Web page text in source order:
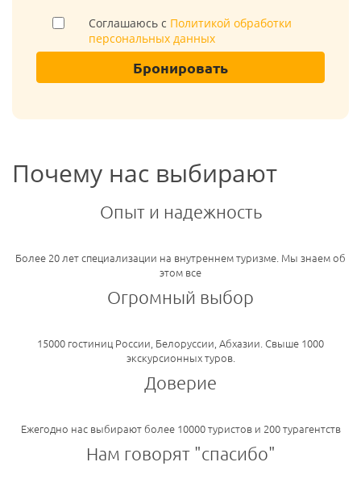
Соглашаюсь с Политикой обработки
персональных данных
Бронировать
Почему нас выбирают
Опыт и надежность
Более 20 лет специализации на внутреннем туризме. Мы знаем об
этом все
Огромный выбор
15000 гостиниц России, Белоруссии, Абхазии. Свыше 1000
экскурсионных туров.
Доверие
Ежегодно нас выбирают более 10000 туристов и 200 турагентств
Нам говорят "спасибо"